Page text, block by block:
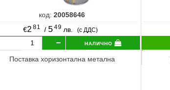
код:20058646
€2 81 / 5 49 лв. (с ДДС)
налично
Поставка хоризонтална метална